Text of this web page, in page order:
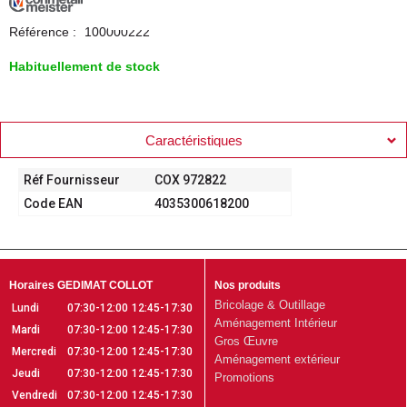
Référence : 100000222
Habituellement de stock
Caractéristiques
Réf Fournisseur
COX 972822
Code EAN
4035300618200
Horaires GEDIMAT COLLOT
Lundi
07:30-12:00 12:45-17:30
Mardi
07:30-12:00 12:45-17:30
Mercredi
07:30-12:00 12:45-17:30
Jeudi
07:30-12:00 12:45-17:30
Vendredi
07:30-12:00 12:45-17:30
Nos produits
Bricolage & Outillage
Aménagement Intérieur
Gros Œuvre
Aménagement extérieur
Promotions